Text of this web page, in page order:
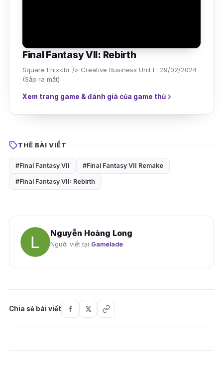
Final Fantasy VII: Rebirth
Square Enix<br /> Creative Business Unit I · 29/02/2024
(Sắp ra mắt)
Xem trang game & đánh giá của game thủ
THẺ BÀI VIẾT
#Final Fantasy VII #Final Fantasy VII Remake
#Final Fantasy VII: Rebirth
Nguyễn Hoàng Long
Người viết tại Gamelade
Chia sẻ bài viết